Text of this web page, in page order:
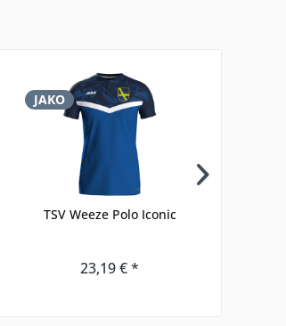
JAKO
TSV Weeze Polo Iconic
23,19 € *